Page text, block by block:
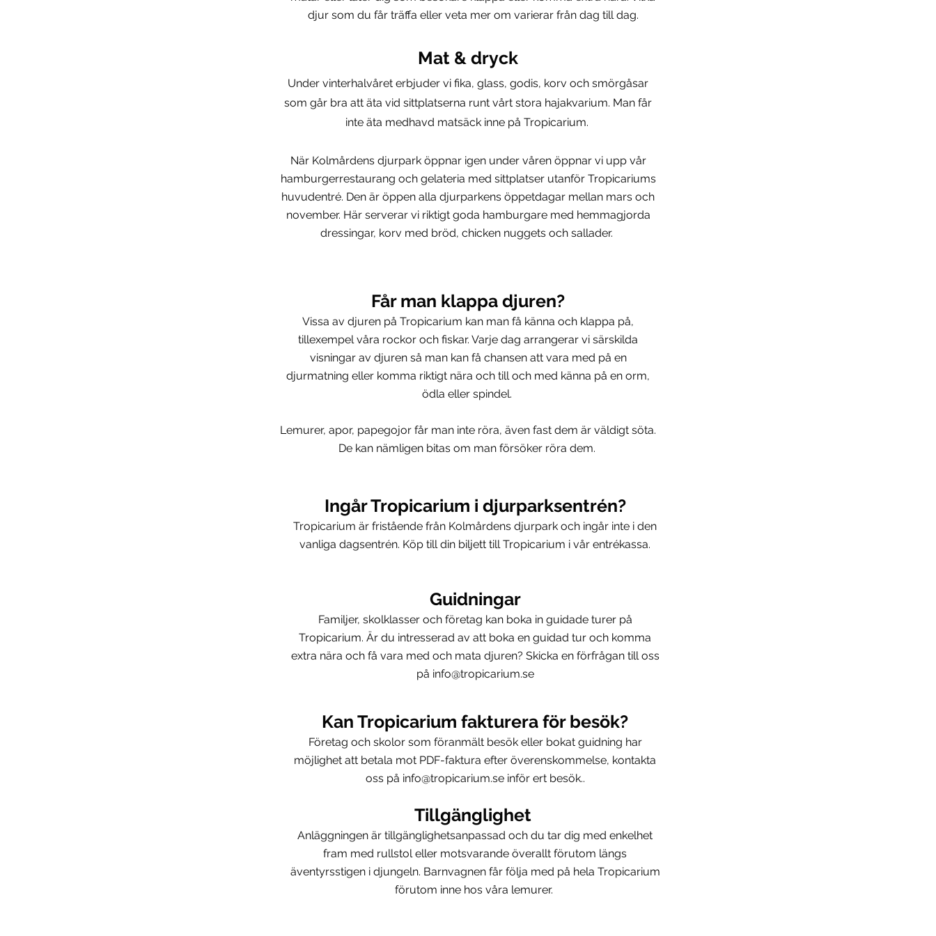
djur som du får träffa eller veta mer om varierar från dag till dag.
Mat & dryck
Under vinterhalvåret erbjuder vi fika, glass, godis, korv och smörgåsar
som går bra att äta vid sittplatserna runt vårt stora hajakvarium. Man får
inte äta medhavd matsäck inne på Tropicarium.
När Kolmårdens djurpark öppnar igen under våren öppnar vi upp vår
hamburgerrestaurang och gelateria med sittplatser utanför Tropicariums
huvudentré. Den är öppen alla djurparkens öppetdagar mellan mars och
november. Här serverar vi riktigt goda hamburgare med hemmagjorda
dressingar, korv med bröd, chicken nuggets och sallader.
Får man klappa djuren?
Vissa av djuren på Tropicarium kan man få känna och klappa på,
tillexempel våra rockor och fiskar. Varje dag arrangerar vi särskilda
visningar av djuren så man kan få chansen att vara med på en
djurmatning eller komma riktigt nära och till och med känna på en orm,
ödla eller spindel.
Lemurer, apor, papegojor får man inte röra, även fast dem är väldigt söta.
De kan nämligen bitas om man försöker röra dem.
Ingår Tropicarium i djurparksentrén?
Tropicarium är fristående från Kolmårdens djurpark och ingår inte i den
vanliga dagsentrén. Köp till din biljett till Tropicarium i vår entrékassa.
Guidningar
Familjer, skolklasser och företag kan boka in guidade turer på
Tropicarium. Är du intresserad av att boka en guidad tur och komma
extra nära och få vara med och mata djuren? Skicka en förfrågan till oss
på info@tropicarium.se
Kan Tropicarium fakturera för besök?
Företag och skolor som föranmält besök eller bokat guidning har
möjlighet att betala mot PDF-faktura efter överenskommelse, kontakta
oss på info@tropicarium.seinför ert besök..
Tillgänglighet
Anläggningen är tillgänglighetsanpassad och du tar dig med enkelhet
fram med rullstol eller motsvarande överallt förutom längs
äventyrsstigen i djungeln. Barnvagnen får följa med på hela Tropicarium
förutom inne hos våra lemurer.